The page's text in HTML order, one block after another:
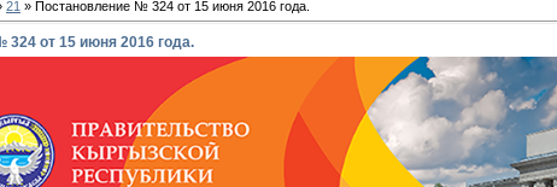
21 » Постановление № 324 от 15 июня 2016 года.
324 от 15 июня 2016 года.